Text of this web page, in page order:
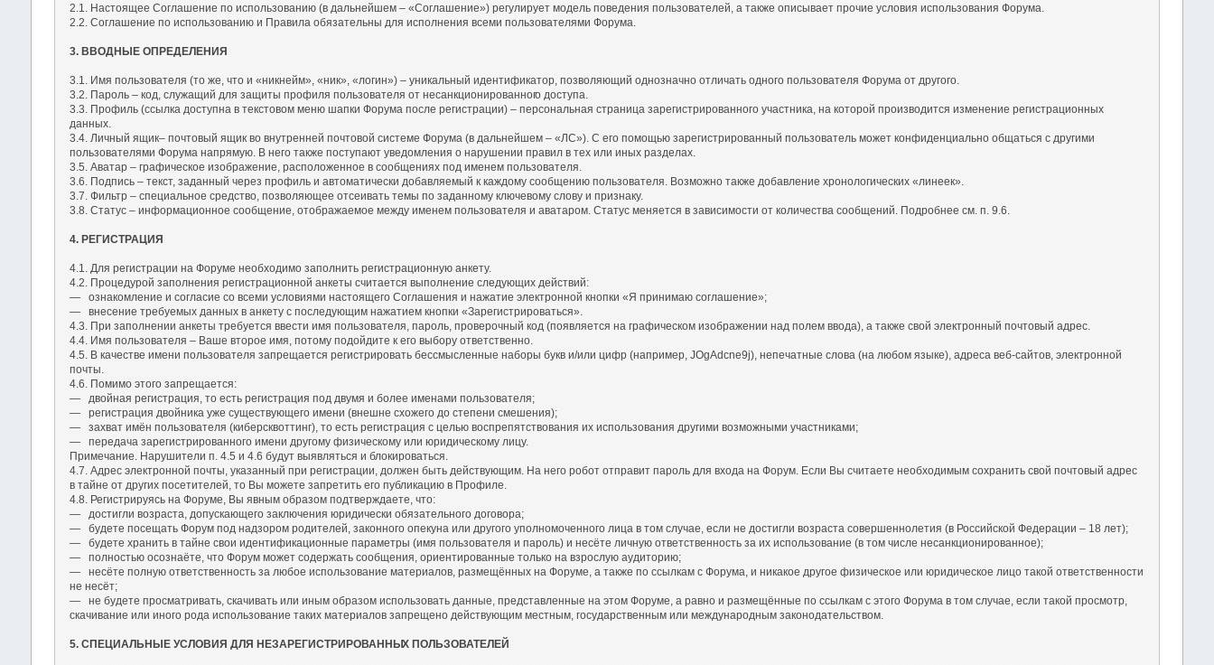
2.1. Настоящее Соглашение по использованию (в дальнейшем – «Соглашение») регулирует модель поведения пользователей, а также описывает прочие условия использования Форума.
2.2. Соглашение по использованию и Правила обязательны для исполнения всеми пользователями Форума.
3. ВВОДНЫЕ ОПРЕДЕЛЕНИЯ
3.1. Имя пользователя (то же, что и «никнейм», «ник», «логин») – уникальный идентификатор, позволяющий однозначно отличать одного пользователя Форума от другого.
3.2. Пароль – код, служащий для защиты профиля пользователя от несанкционированного доступа.
3.3. Профиль (ссылка доступна в текстовом меню шапки Форума после регистрации) – персональная страница зарегистрированного участника, на которой производится изменение регистрационных
данных.
3.4. Личный ящик– почтовый ящик во внутренней почтовой системе Форума (в дальнейшем – «ЛС»). С его помощью зарегистрированный пользователь может конфиденциально общаться с другими
пользователями Форума напрямую. В него также поступают уведомления о нарушении правил в тех или иных разделах.
3.5. Аватар – графическое изображение, расположенное в сообщениях под именем пользователя.
3.6. Подпись – текст, заданный через профиль и автоматически добавляемый к каждому сообщению пользователя. Возможно также добавление хронологических «линеек».
3.7. Фильтр – специальное средство, позволяющее отсеивать темы по заданному ключевому слову и признаку.
3.8. Статус – информационное сообщение, отображаемое между именем пользователя и аватаром. Статус меняется в зависимости от количества сообщений. Подробнее см. п. 9.6.
4. РЕГИСТРАЦИЯ
4.1. Для регистрации на Форуме необходимо заполнить регистрационную анкету.
4.2. Процедурой заполнения регистрационной анкеты считается выполнение следующих действий:
― ознакомление и согласие со всеми условиями настоящего Соглашения и нажатие электронной кнопки «Я принимаю соглашение»;
― внесение требуемых данных в анкету с последующим нажатием кнопки «Зарегистрироваться».
4.3. При заполнении анкеты требуется ввести имя пользователя, пароль, проверочный код (появляется на графическом изображении над полем ввода), а также свой электронный почтовый адрес.
4.4. Имя пользователя – Ваше второе имя, потому подойдите к его выбору ответственно.
4.5. В качестве имени пользователя запрещается регистрировать бессмысленные наборы букв и/или цифр (например, JOgAdcne9j), непечатные слова (на любом языке), адреса веб-сайтов, электронной
почты.
4.6. Помимо этого запрещается:
― двойная регистрация, то есть регистрация под двумя и более именами пользователя;
― регистрация двойника уже существующего имени (внешне схожего до степени смешения);
― захват имён пользователя (киберсквоттинг), то есть регистрация с целью воспрепятствования их использования другими возможными участниками;
― передача зарегистрированного имени другому физическому или юридическому лицу.
Примечание. Нарушители п. 4.5 и 4.6 будут выявляться и блокироваться.
4.7. Адрес электронной почты, указанный при регистрации, должен быть действующим. На него робот отправит пароль для входа на Форум. Если Вы считаете необходимым сохранить свой почтовый адрес
в тайне от других посетителей, то Вы можете запретить его публикацию в Профиле.
4.8. Регистрируясь на Форуме, Вы явным образом подтверждаете, что:
― достигли возраста, допускающего заключения юридически обязательного договора;
― будете посещать Форум под надзором родителей, законного опекуна или другого уполномоченного лица в том случае, если не достигли возраста совершеннолетия (в Российской Федерации – 18 лет);
― будете хранить в тайне свои идентификационные параметры (имя пользователя и пароль) и несёте личную ответственность за их использование (в том числе несанкционированное);
― полностью осознаёте, что Форум может содержать сообщения, ориентированные только на взрослую аудиторию;
― несёте полную ответственность за любое использование материалов, размещённых на Форуме, а также по ссылкам с Форума, и никакое другое физическое или юридическое лицо такой ответственности
не несёт;
― не будете просматривать, скачивать или иным образом использовать данные, представленные на этом Форуме, а равно и размещённые по ссылкам с этого Форума в том случае, если такой просмотр,
скачивание или иного рода использование таких материалов запрещено действующим местным, государственным или международным законодательством.
5. СПЕЦИАЛЬНЫЕ УСЛОВИЯ ДЛЯ НЕЗАРЕГИСТРИРОВАННЫХ ПОЛЬЗОВАТЕЛЕЙ